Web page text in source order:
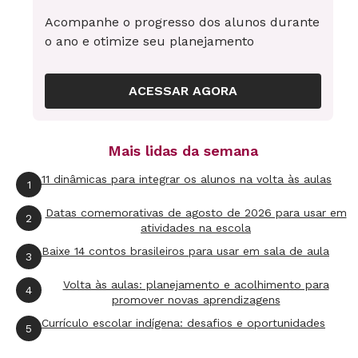
todos os lugares e ela respondeu mais ou
- Ué? O professor falou que essas coisas são
jeito que eu faço nos meus desenhos.
Faz de conta: um universo de
possibilidades sem sair de casa
Eu sempre ressalto a importância de as
crianças cuidarem da sala e dos brinquedos,
afinal vivemos num espaço coletivo que é
nosso. Disso, Ana entendeu que poderia
Acompanhe o progresso dos alunos durante
o ano e otimize seu planejamento
ACESSAR AGORA
Mais lidas da semana
1 11 dinâmicas para integrar os alunos na volta às aulas
2
Datas comemorativas de agosto de 2026 para usar em
atividades na escola
3 Baixe 14 contos brasileiros para usar em sala de aula
4
Volta às aulas: planejamento e acolhimento para
promover novas aprendizagens
5 Currículo escolar indígena: desafios e oportunidades